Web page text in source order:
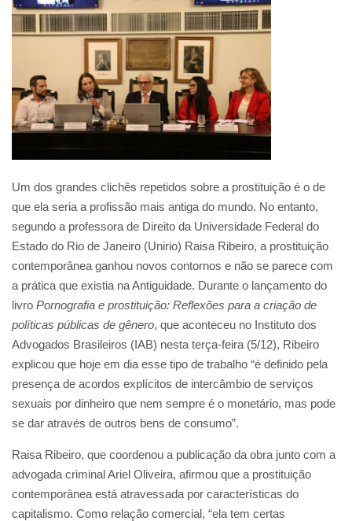
Um dos grandes clichês repetidos sobre a prostituição é o de
que ela seria a profissão mais antiga do mundo. No entanto,
segundo a professora de Direito da Universidade Federal do
Estado do Rio de Janeiro (Unirio) Raisa Ribeiro, a prostituição
contemporânea ganhou novos contornos e não se parece com
a prática que existia na Antiguidade. Durante o lançamento do
livro Pornografia e prostituição: Reflexões para a criação de
políticas públicas de gênero, que aconteceu no Instituto dos
Advogados Brasileiros (IAB) nesta terça-feira (5/12), Ribeiro
explicou que hoje em dia esse tipo de trabalho “é definido pela
presença de acordos explícitos de intercâmbio de serviços
sexuais por dinheiro que nem sempre é o monetário, mas pode
se dar através de outros bens de consumo”.
Raisa Ribeiro, que coordenou a publicação da obra junto com a
advogada criminal Ariel Oliveira, afirmou que a prostituição
contemporânea está atravessada por características do
capitalismo. Como relação comercial, “ela tem certas